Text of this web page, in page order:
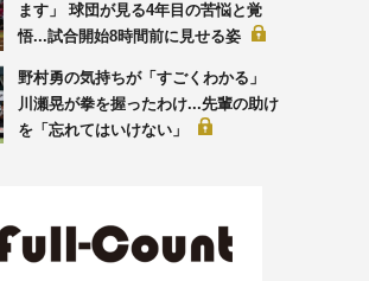
ます」 球団が見る4年目の苦悩と覚
悟...試合開始8時間前に見せる姿
野村勇の気持ちが「すごくわかる」
川瀬晃が拳を握ったわけ...先輩の助け
を「忘れてはいけない」